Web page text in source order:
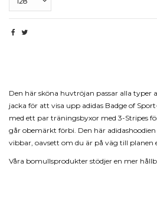
Den här sköna huvtröjan passar alla typer
jacka för att visa upp adidas Badge of
med ett par träningsbyxor med 3-Stripes
går obemärkt förbi. Den här
vibbar, oavsett om du är på väg till planen
Våra bomullsprodukter stödjer en mer